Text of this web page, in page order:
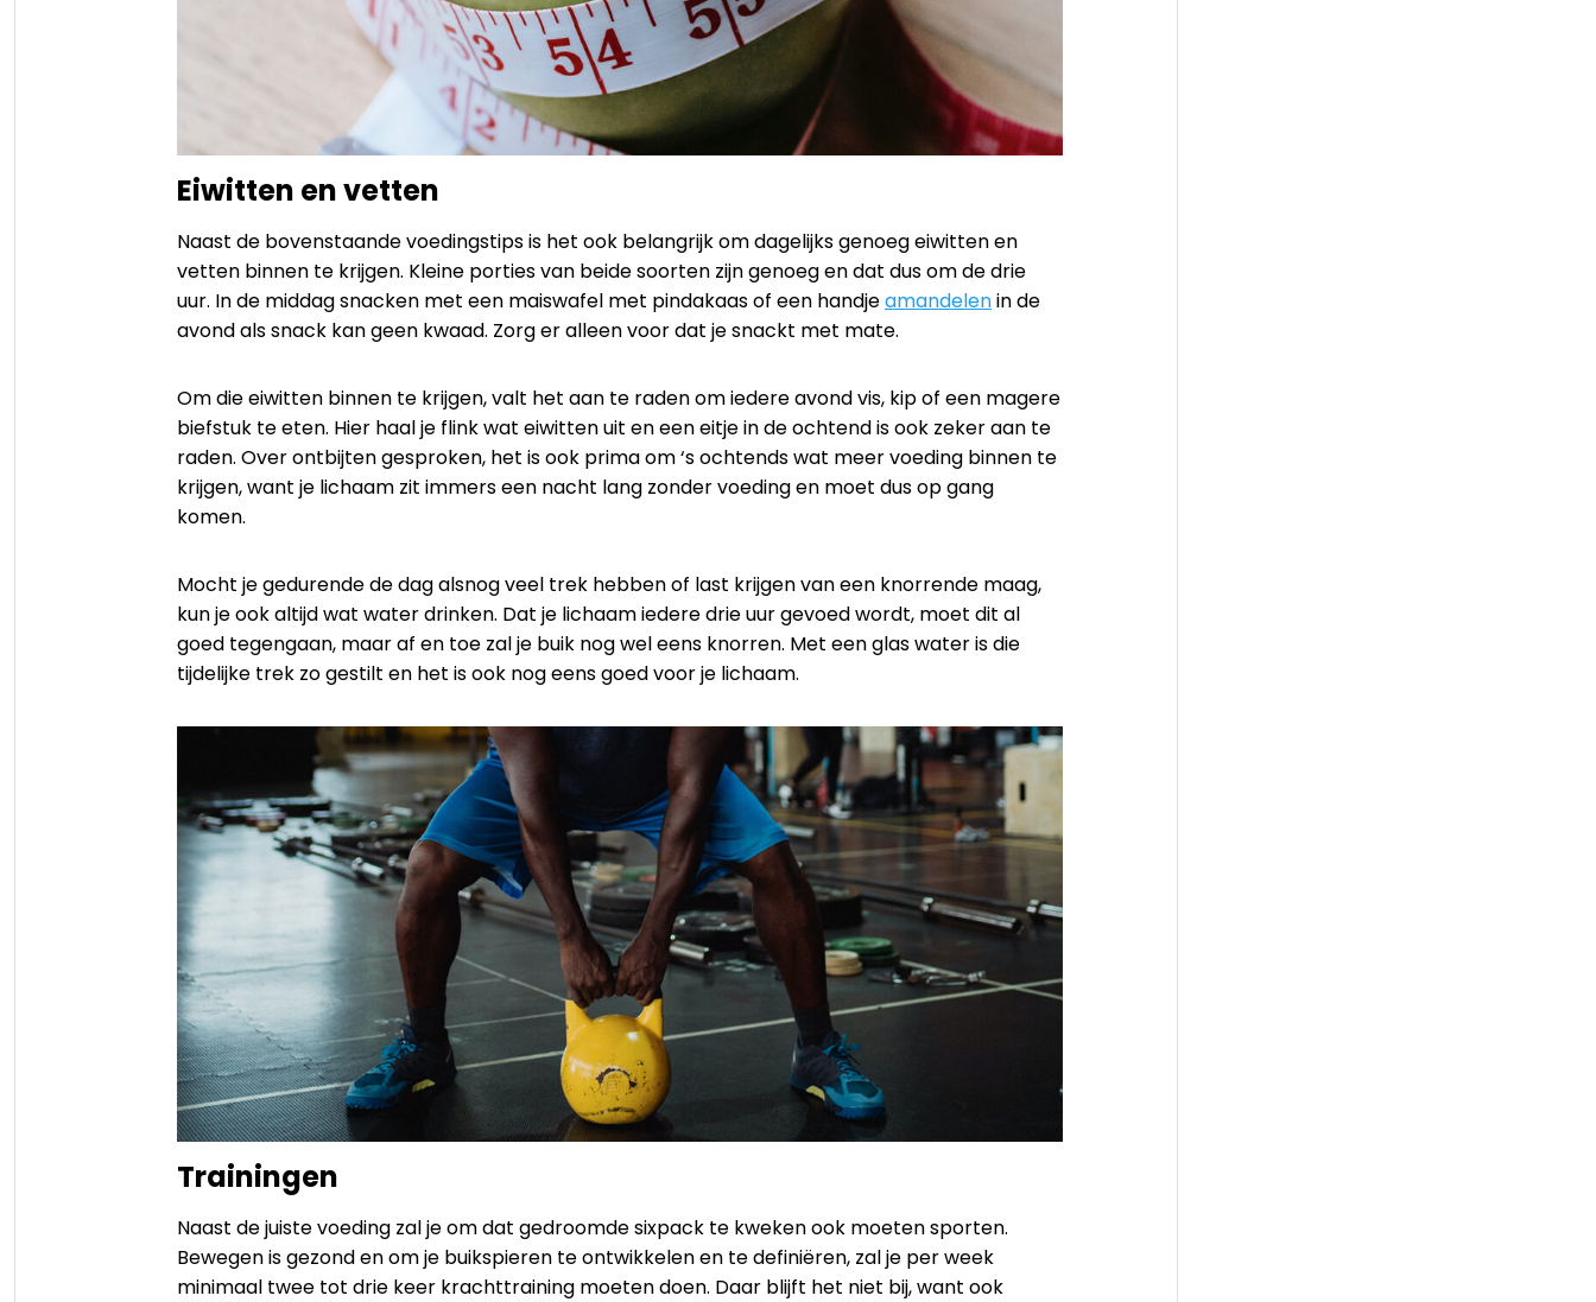
Eiwitten en vetten
Naast de bovenstaande voedingstips is het ook belangrijk om dagelijks genoeg eiwitten en
vetten binnen te krijgen. Kleine porties van beide soorten zijn genoeg en dat dus om de drie
uur. In de middag snacken met een maiswafel met pindakaas of een handjeamandelenin de
avond als snack kan geen kwaad. Zorg er alleen voor dat je snackt met mate.
Om die eiwitten binnen te krijgen, valt het aan te raden om iedere avond vis, kip of een magere
biefstuk te eten. Hier haal je flink wat eiwitten uit en een eitje in de ochtend is ook zeker aan te
raden. Over ontbijten gesproken, het is ook prima om ‘s ochtends wat meer voeding binnen te
krijgen, want je lichaam zit immers een nacht lang zonder voeding en moet dus op gang
komen.
Mocht je gedurende de dag alsnog veel trek hebben of last krijgen van een knorrende maag,
kun je ook altijd wat water drinken. Dat je lichaam iedere drie uur gevoed wordt, moet dit al
goed tegengaan, maar af en toe zal je buik nog wel eens knorren. Met een glas water is die
tijdelijke trek zo gestilt en het is ook nog eens goed voor je lichaam.
Trainingen
Naast de juiste voeding zal je om dat gedroomde sixpack te kweken ook moeten sporten.
Bewegen is gezond en om je buikspieren te ontwikkelen en te definiëren, zal je per week
minimaal twee tot drie keer krachttraining moeten doen. Daar blijft het niet bij, want ook